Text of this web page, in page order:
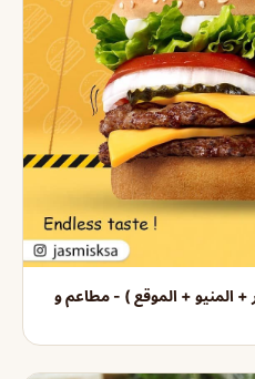
المنيو + الموقع ) - مطاعم و